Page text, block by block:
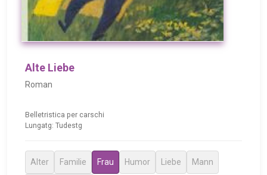
Alte Liebe
Roman
Belletristica per carschi
Lungatg: Tudestg
Alter Familie Frau Humor Liebe Mann